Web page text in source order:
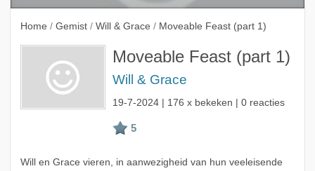
Home / Gemist / Will & Grace / Moveable Feast (part 1)
Moveable Feast (part 1)
Will & Grace
19-7-2024| 176 x bekeken | 0 reacties
Will en Grace vieren, in aanwezigheid van hun veeleisende